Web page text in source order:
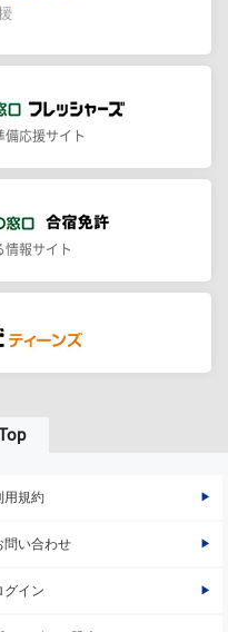
備応援サイト
情報サイト
用規約
問い合わせ
グイン